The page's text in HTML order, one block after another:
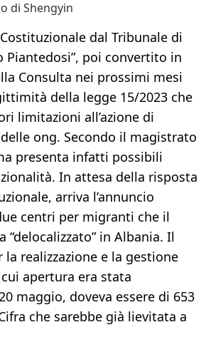
di Shengyin
dal Tribunale di
Piantedosi”, poi convertito in
Consulta nei prossimi mesi
della legge 15/2023 che
limitazioni all’azione di
ong. Secondo il magistrato
presenta infatti possibili
In attesa della risposta
arriva l’annuncio
centri per migranti che il
“delocalizzato” in Albania. Il
realizzazione e la gestione
apertura era stata
maggio, doveva essere di 653
che sarebbe già lievitata a